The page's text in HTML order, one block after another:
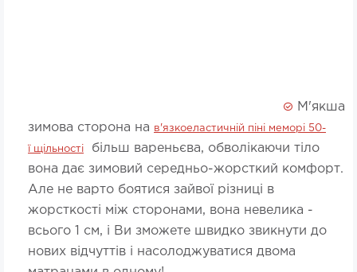
М'якша
зимова сторона на
в'язкоеластичній піні меморі 50-
ї щільності
більш вареньєва, обволікаючи тіло
вона дає зимовий середньо-жорсткий комфорт.
Але не варто боятися зайвої різниці в
жорсткості між сторонами, вона невелика -
всього 1 см, і Ви зможете швидко звикнути до
нових відчуттів і насолоджуватися двома